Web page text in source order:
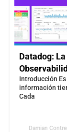
Datadog:
Introducción
información
Cada
Damian